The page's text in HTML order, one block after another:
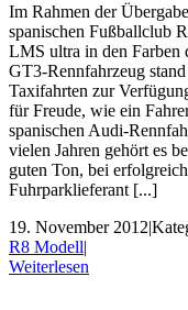
Im Rahmen der
spanischen Fußballclub
LMS ultra in den Farben
GT3-Rennfahrzeug
Taxifahrten zur
für Freude, wie ein
spanischen Audi-
vielen Jahren gehört es
guten Ton, bei
Fuhrparklieferant [...]
19. November 2012|
R8 Modell|
Weiterlesen